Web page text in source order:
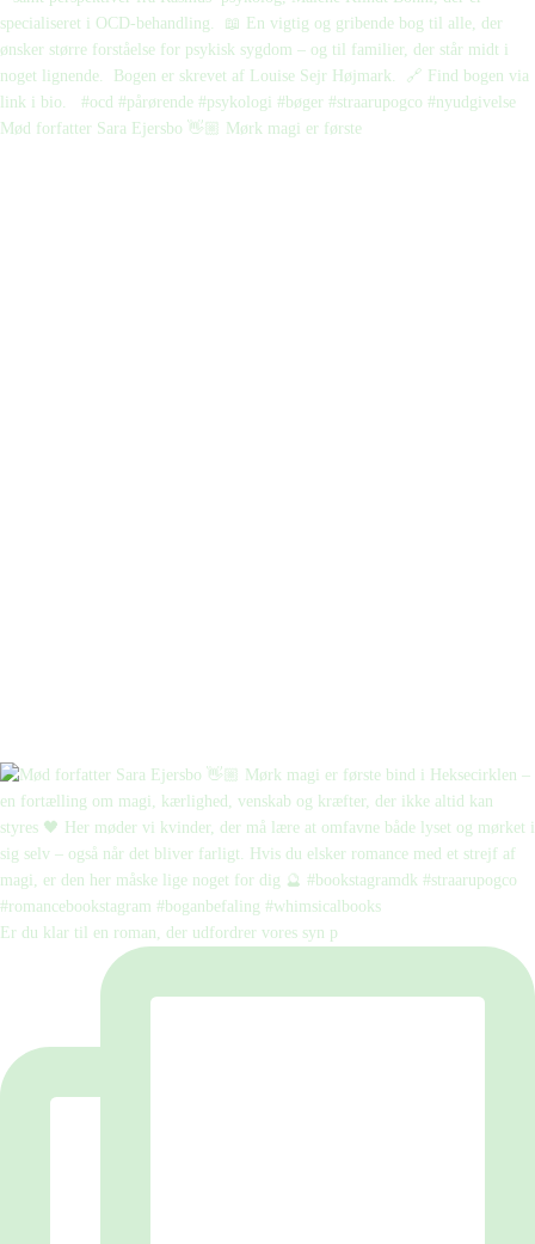
Mød forfatter Sara Ejersbo 👋🏼 Mørk magi er første
Er du klar til en roman, der udfordrer vores syn p